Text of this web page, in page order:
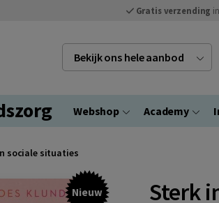
Gratis verzending
Bekijk ons hele aanbod
Webshop Academy
sociale situaties
Sterk
Nieuw